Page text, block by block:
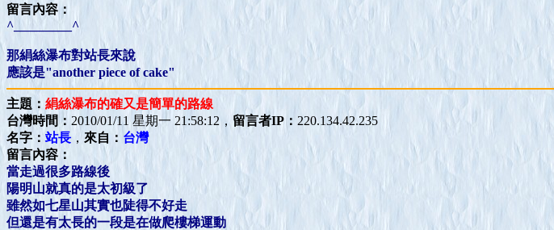
留言內容：
^_________^
那絹絲瀑布對站長來說
應該是"another piece of cake"
主題： 絹絲瀑布的確又是簡單的路線
台灣時間： 2010/01/11 星期一 21:58:12， 留言者IP： 220.134.42.235
名字：站長 ， 來自： 台灣
留言內容：
當走過很多路線後
陽明山就真的是太初級了
雖然如七星山其實也陡得不好走
但還是有太長的一段是在做爬樓梯運動